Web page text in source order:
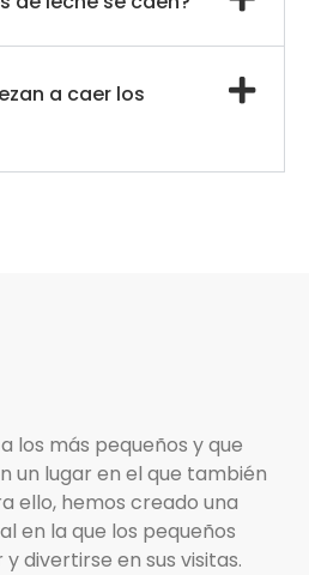
a caer los
los más pequeños y que
un lugar en el que también
ello, hemos creado una
en la que los pequeños
divertirse en sus visitas.